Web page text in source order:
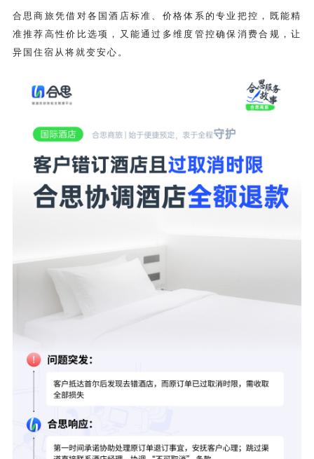
合思商旅凭借对各国酒店标准、价格体系的专业把控，既能精
准推荐高性价比选项，又能通过多维度管控确保消费合规，让
异国住宿从将就变安心。